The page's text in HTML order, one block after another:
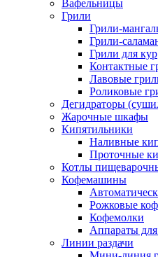
Вафельницы
Грили
Грили-
Грили-
Грили для кур
Контактные
Лавовые
Роликовые
Дегидраторы
Жарочные шкафы
Кипятильники
Наливные
Проточные
Котлы
Кофемашины
Рожковые
Кофемолки
Аппараты
Линии раздачи